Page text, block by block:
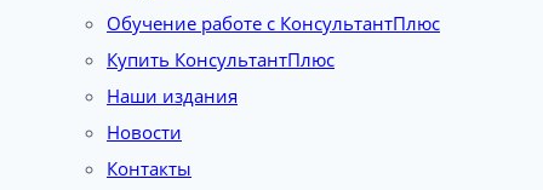
Обучение работе с КонсультантПлюс
Купить КонсультантПлюс
Наши издания
Новости
Контакты